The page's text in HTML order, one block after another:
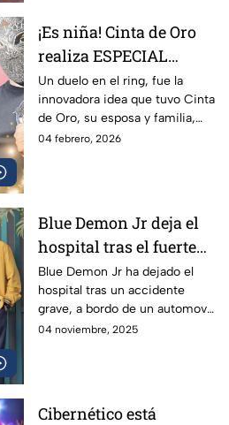
¡Es niña! Cinta de Oro
realiza ESPECIAL
revelación de género
en un ring de lucha
libre
Un duelo en el ring, fue la
innovadora idea que tuvo Cinta
de Oro, su esposa y familia,
para anunciar y celebrar la
04 febrero, 2026
Blue Demon Jr deja el
hospital tras el fuerte
accidente
automovilístico
Blue Demon Jr ha dejado el
hospital tras un accidente
grave, a bordo de un automovil
sufrido el 28 de octubre en la
04 noviembre, 2025
Cibernético está